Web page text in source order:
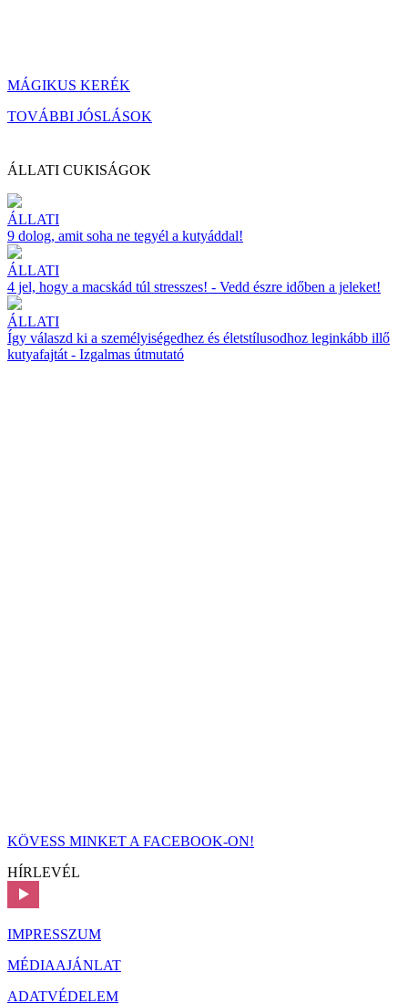
MÁGIKUS KERÉK
TOVÁBBI JÓSLÁSOK
ÁLLATI CUKISÁGOK
ÁLLATI
9 dolog, amit soha ne tegyél a kutyáddal!
ÁLLATI
4 jel, hogy a macskád túl stresszes! - Vedd észre időben a jeleket!
ÁLLATI
Így válaszd ki a személyiségedhez és életstílusodhoz leginkább illő
kutyafajtát - Izgalmas útmutató
KÖVESS MINKET A FACEBOOK-ON!
HÍRLEVÉL
IMPRESSZUM
MÉDIAAJÁNLAT
ADATVÉDELEM